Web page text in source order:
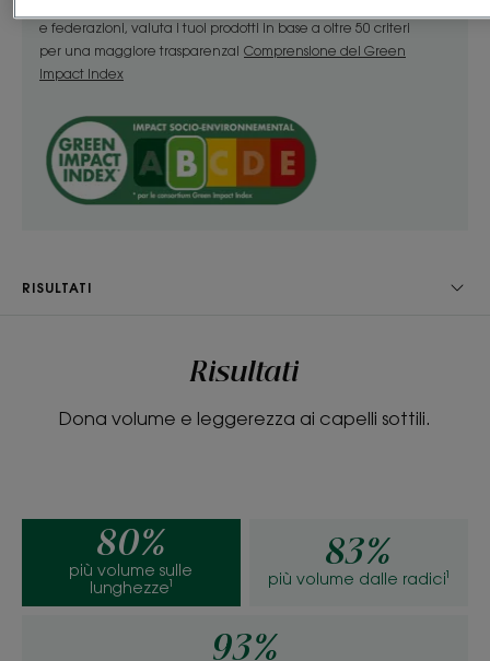
• Deterge : la base detergente ultra leggera lava
e districa i capelli sottili, senza appesantirli.
forza e la sua efficacia dalle fibre di Lino BIO, note
per le loro proprietà volumizzanti**.
• Rende i capelli più leggeri : i capelli sottili rivelano
un volume amplificato dalle radici alle lunghezze,
Benefici della consistenza
Consistenza ultra leggera.
Profumo 'fiore selvatico' primaverile ultra delicato
e federazioni, valuta i tuoi prodotti in base a oltre 50 criteri
per una maggiore trasparenza! Comprensione del Green
Impact Index
RISULTATI
Risultati
Dona volume e leggerezza ai capelli sottili.
80%
più volume sulle
lunghezze¹
83%
più volume dalle radici¹
93%